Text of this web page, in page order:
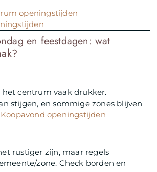
openingstijden
en feestdagen: wat
het centrum vaak drukker.
stijgen, en sommige zones blijven
Koopavond openingstijden
rustiger zijn, maar regels
zone. Check borden en